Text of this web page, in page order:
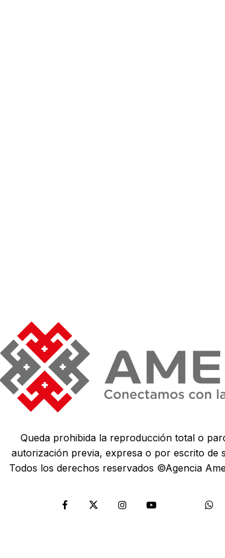
Queda prohibida la reproducción total o
autorización previa, expresa o por escrito de
Todos los derechos reservados ©Agencia